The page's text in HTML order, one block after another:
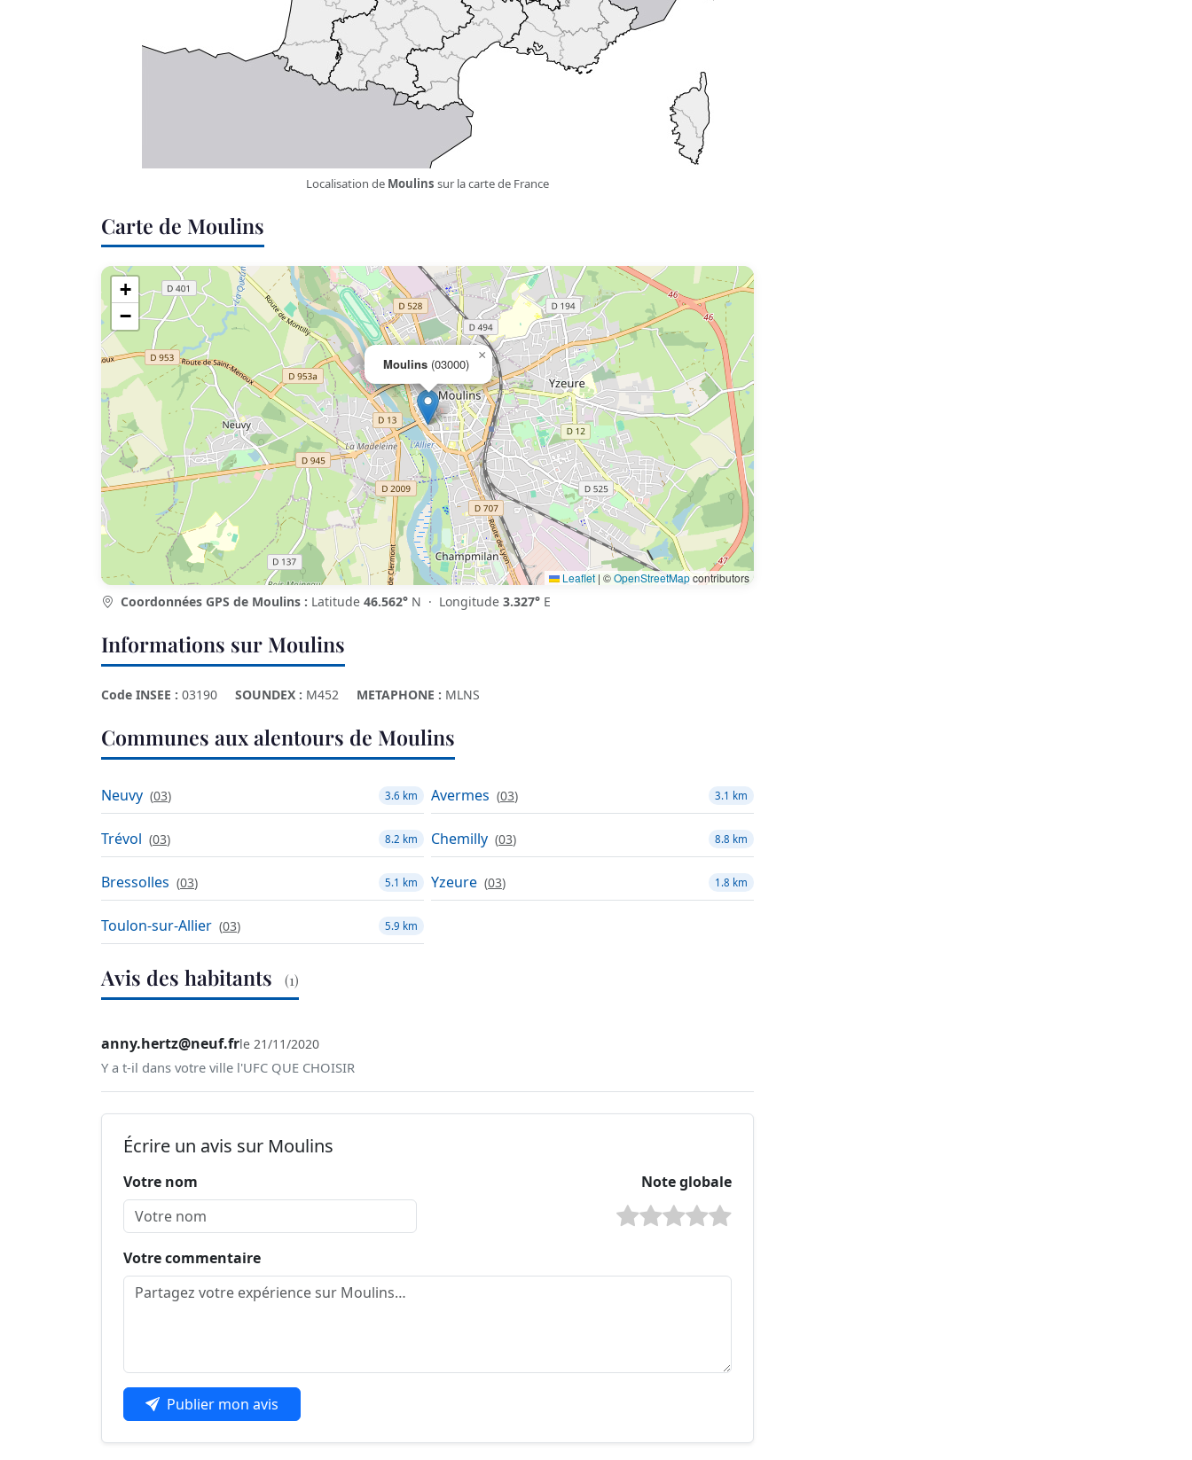
Localisation de Moulins sur la carte de France
Carte de Moulins
Moulins (03000)
×
+
−
Leaflet | ©OpenStreetMapcontributors
Coordonnées GPS de Moulins : Latitude 46.562° N · Longitude 3.327° E
Informations sur Moulins
Code INSEE : 03190 SOUNDEX : M452 METAPHONE : MLNS
Communes aux alentours de Moulins
Neuvy (03) 3.6 km Avermes (03) 3.1 km
Trévol (03) 8.2 km Chemilly (03) 8.8 km
Bressolles (03) 5.1 km Yzeure (03) 1.8 km
Toulon-sur-Allier (03) 5.9 km
Avis des habitants (1)
anny.hertz@neuf.frle 21/11/2020
Y a t-il dans votre ville l'UFC QUE CHOISIR
Écrire un avis sur Moulins
Votre nom Note globale
Votre commentaire
Publier mon avis